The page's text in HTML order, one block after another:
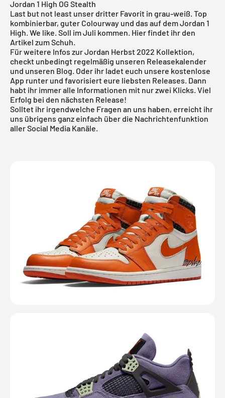
Jordan 1 High OG Stealth
Last but not least unser dritter Favorit in grau-weiß. Top
kombinierbar, guter Colourway und das auf dem Jordan 1
High. We like. Soll im Juli kommen. Hierfindet ihr den
Artikel zum Schuh.
Für weitere Infos zur Jordan Herbst 2022 Kollektion,
checkt unbedingt regelmäßig unseren Releasekalender
und unseren Blog. Oder ihr ladet euch unsere kostenlose
App runter und favorisiert eure liebsten Releases. Dann
habt ihr immer alle Informationen mit nur zwei Klicks. Viel
Erfolg bei den nächsten Release!
Solltet ihr irgendwelche Fragen an uns haben, erreicht ihr
uns übrigens ganz einfach über die Nachrichtenfunktion
aller Social Media Kanäle.